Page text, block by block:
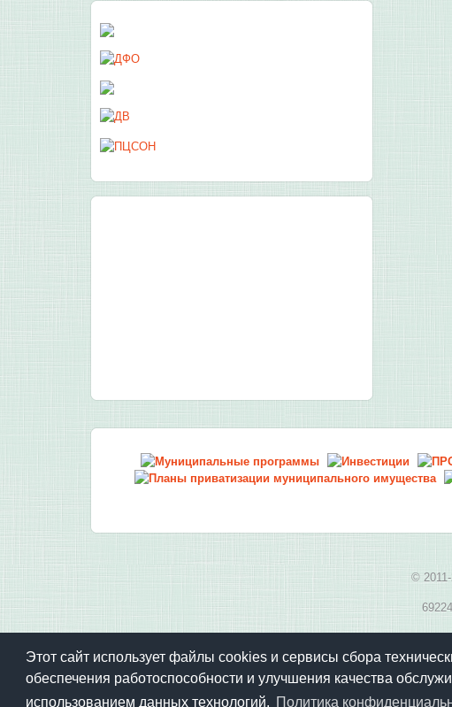
Этот сайт использует файлы cookies и сервисы сбора
обеспечения работоспособности и улучшения качества
использованием данных технологий. Политика
©
Техническая поддержка: spasskmr-it@yandex.ru